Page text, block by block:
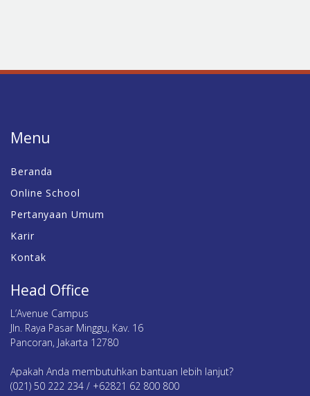
Menu
Beranda
Online School
Pertanyaan Umum
Karir
Kontak
Head Office
L’Avenue Campus
Jln. Raya Pasar Minggu, Kav. 16
Pancoran, Jakarta 12780
Apakah Anda membutuhkan bantuan lebih lanjut?
(021) 50 222 234 / +62821 62 800 800